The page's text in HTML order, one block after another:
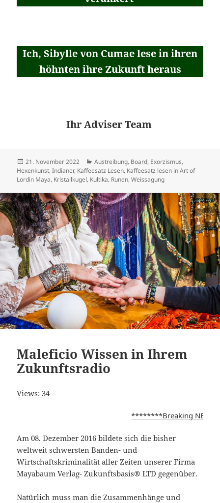
Ich, Sibylle von Cumae lese in ihren
höhnten ihre Zukunft heraus
Ihr Adviser Team
Veröffentlicht
am
21. November 2022 Kategorien
Austreibung, Board, Exorzismus,
Hexenkunst,Indianer, Kaffeesatz Lesen, Kaffeesatz lesen in Art of
Lordin Maya, Kristallkugel, Kultika, Runen,Weissagung
Maleficio Wissen in Ihrem
Zukunftsradio
Views: 34
********Breaking NEWS**********
Am 08. Dezember 2016 bildete sich die bisher
weltweit schwersten Banden- und
Wirtschaftskriminalität aller Zeiten unserer Firma
Mayabaum Verlag- Zukunftsbasis® LTD gegenüber.
Natürlich muss man die Zusammenhänge und